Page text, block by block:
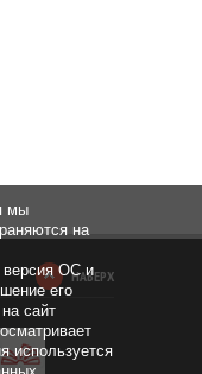
НАВЕРХ
мы
на
версия ОС и
его
сайт
используется